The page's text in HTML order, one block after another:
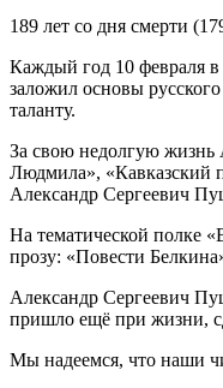
189 лет со дня смерти
Каждый год 10 февраля в
заложил основы
таланту.
За свою недолгую жизнь
Людмила», «Кавказский
Александр Сергеевич
На тематической полке
прозу: «Повести
Александр Сергеевич
пришло ещё при жизни,
Мы надеемся, что наши